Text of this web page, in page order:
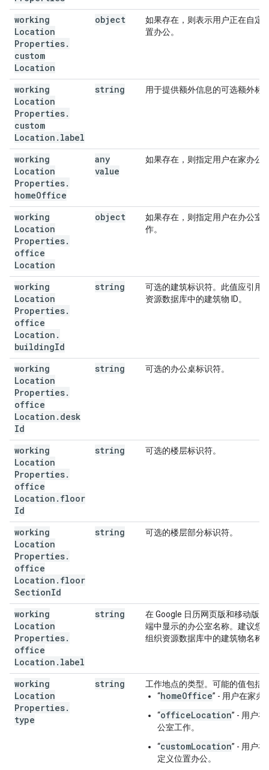
working
Location
Properties.
custom
Location
object
如果存在，则表示用户正在自定
置办公。
working
Location
Properties.
custom
Location . label
string 用于提供额外信息的可选额外标
working
Location
Properties.
homeOffice
any
value
如果存在，则指定用户在家办公
working
Location
Properties.
office
Location
object
如果存在，则指定用户在办公室
作。
working
Location
Properties.
office
Location .
buildingId
string
可选的建筑标识符。此值应引用
资源数据库中的建筑物 ID。
working
Location
Properties.
office
Location . desk
Id
string 可选的办公桌标识符。
working
Location
Properties.
office
Location . floor
Id
string 可选的楼层标识符。
working
Location
Properties.
office
Location . floor
SectionId
string 可选的楼层部分标识符。
working
Location
Properties.
office
Location . label
string
在 Google 日历网页版和移动版
端中显示的办公室名称。建议您
组织资源数据库中的建筑物名称
working
Location
Properties.
type
string
工作地点的类型。可能的值包括
“homeOffice” - 用户在家办
“officeLocation” - 用户在
公室工作。
“customLocation” - 用户在
定义位置办公。